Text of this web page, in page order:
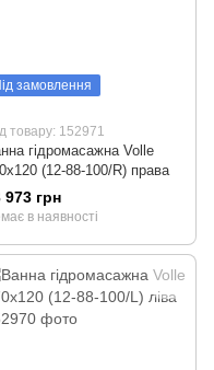
замовлення
товару: 152971
гідромасажна Volle
(12-88-100/R) права
973 грн
в наявності